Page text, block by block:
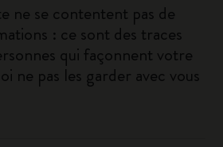
ne se contentent pas de
: ce sont des traces
qui façonnent votre
ne pas les garder avec vous